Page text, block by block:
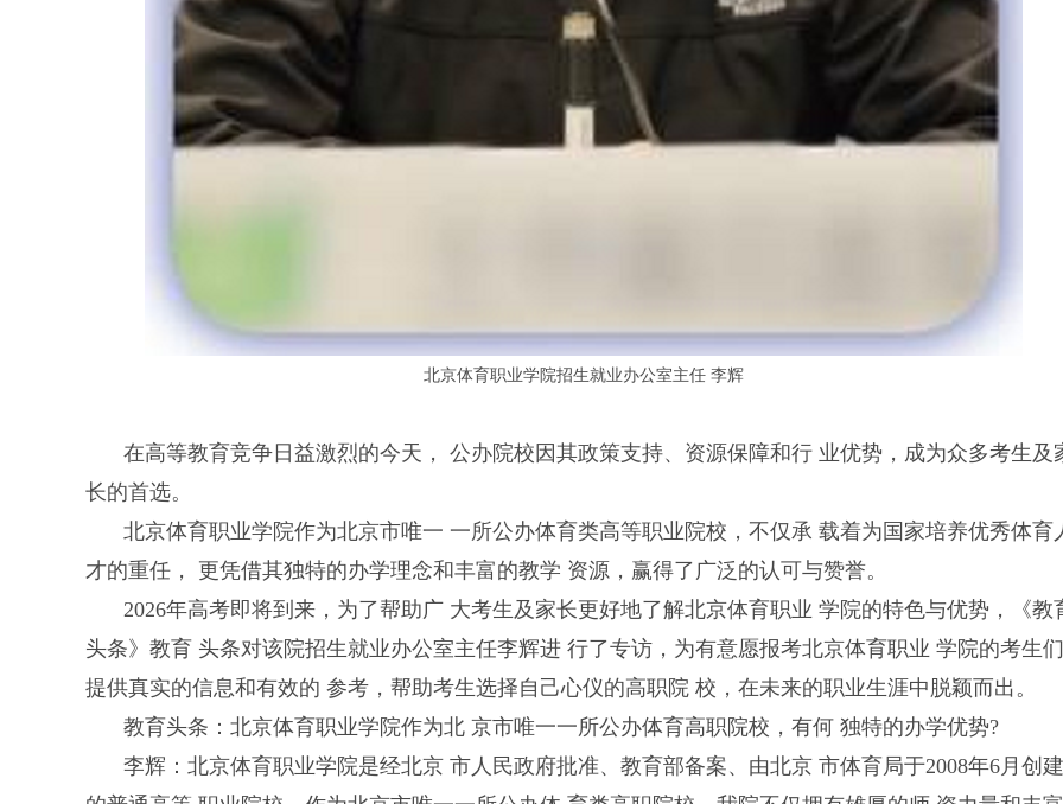
北京体育职业学院招生就业办公室主任 李辉
在高等教育竞争日益激烈的今天， 公办院校因其政策支持、资源保障和行 业优势，成为众多考生及
长的首选。
北京体育职业学院作为北京市唯一 一所公办体育类高等职业院校，不仅承 载着为国家培养优秀体育
才的重任， 更凭借其独特的办学理念和丰富的教学 资源，赢得了广泛的认可与赞誉。
2026年高考即将到来，为了帮助广 大考生及家长更好地了解北京体育职业 学院的特色与优势，《教
头条》教育 头条对该院招生就业办公室主任李辉进 行了专访，为有意愿报考北京体育职业 学院的考生们
提供真实的信息和有效的 参考，帮助考生选择自己心仪的高职院 校，在未来的职业生涯中脱颖而出。
教育头条：北京体育职业学院作为北 京市唯一一所公办体育高职院校，有何 独特的办学优势?
李辉：北京体育职业学院是经北京 市人民政府批准、教育部备案、由北京 市体育局于2008年6月创建